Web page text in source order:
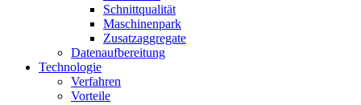
Schnittqualität
Maschinenpark
Zusatzaggregate
Datenaufbereitung
Technologie
Verfahren
Vorteile